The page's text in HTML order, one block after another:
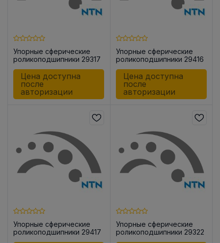
Упорные сферические
роликоподшипники 29317
Цена доступна
после
авторизации
Упорные сферические
роликоподшипники 29416
Цена доступна
после
авторизации
Упорные сферические
роликоподшипники 29417
Упорные сферические
роликоподшипники 29322